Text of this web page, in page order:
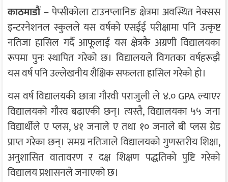
काठमाडौं –पेप्सीकोला टाउनप्लानिङ क्षेत्रमा अवस्थितनेक्सस
इन्टरनेशनल स्कुलले यस वर्षको एसईई परीक्षामा पनि उत्कृष्ट
नतिजा हासिल गर्दै आफूलाई यस क्षेत्रकै अग्रणी विद्यालयका
रूपमा पुनः स्थापित गरेको छ। विद्यालयले विगतका वर्षहरूझै
यस वर्ष पनि उल्लेखनीय शैक्षिक सफलता हासिल गरेको हो।
यस वर्ष विद्यालयकी छात्रागौरवी पराजुलीले ४.० GPA ल्याएर
विद्यालयको गौरव बढाएकी छन्। त्यस्तै, विद्यालयका ५५ जना
विद्यार्थीले ए प्लस, ४१ जनाले ए तथा १० जनाले बी प्लस ग्रेड
प्राप्त गरेका छन्। समग्र नतिजाले विद्यालयको गुणस्तरीय शिक्षा,
अनुशासित वातावरण र दक्ष शिक्षण पद्धतिको पुष्टि गरेको
विद्यालय प्रशासनले जनाएको छ।